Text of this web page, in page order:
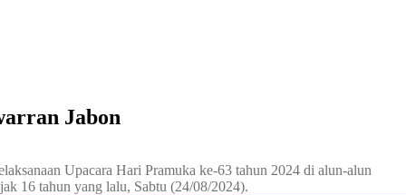
Jabon
Upacara Hari Pramuka ke-63 tahun 2024 di alun-alun
16 tahun yang lalu, Sabtu (24/08/2024).